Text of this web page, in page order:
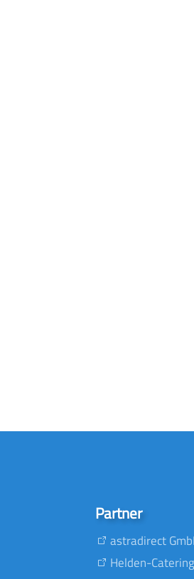
Partner
astradirect
Helden-Catering